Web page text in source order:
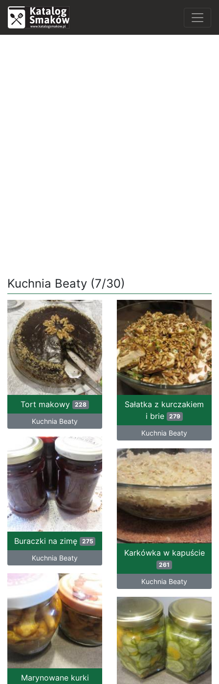
Kuchnia Beaty (7/30)
Tort makowy 228
Kuchnia Beaty
Sałatka z kurczakiem
i brie 279
Kuchnia Beaty
Buraczki na zimę 275
Kuchnia Beaty
Karkówka w kapuście
261
Kuchnia Beaty
Marynowane kurki